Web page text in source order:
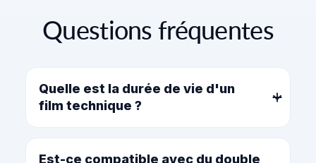
Questions fréquentes
Quelle est la durée de vie d'un
film technique ?
l'exposition et de l'usage. Nous
Est-ce compatible avec du double